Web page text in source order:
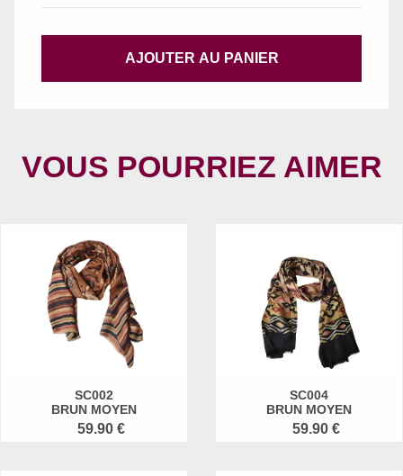
AJOUTER AU PANIER
VOUS POURRIEZ AIMER
SC002
BRUN MOYEN
59.90 €
SC004
BRUN MOYEN
59.90 €